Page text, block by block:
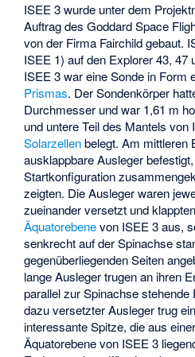
ISEE 3 wurde unter dem
Auftrag des Goddard Space
von der Firma Fairchild gebaut.
ISEE 1) auf den Explorer 43,47
ISEE 3 war eine Sonde in Form
Prismas. Der Sondenkörper
Durchmesser und war 1,61 m
und untere Teil des Mantels von
Solarzellenbelegt. Am mittleren
ausklappbare Ausleger
Startkonfiguration
zeigten. Die Ausleger waren
zueinander versetzt und
Äquatorebenevon ISEE 3 aus,
senkrecht auf der Spinachse
gegenüberliegenden Seiten
lange Ausleger trugen an ihren
parallel zur Spinachse stehende
dazu versetzter Ausleger trug
interessante Spitze, die aus
Äquatorebene von ISEE 3